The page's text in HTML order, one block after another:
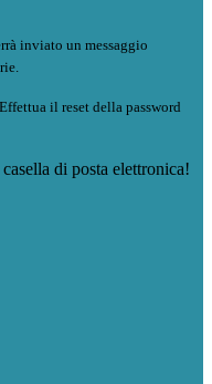
inviato un messaggio
il reset della password
di posta elettronica!